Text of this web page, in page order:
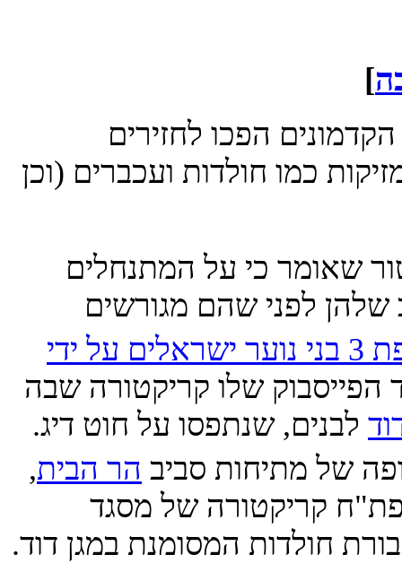
הפכו לחזירים
כמו חולדות ועכברים (וכן
כי על המתנחלים
לפני שהם מגורשים
חטיפת 3 בני נוער ישראלים על ידי
שלו קריקטורה שבה
שנתפסו על חוט דיג.
של מתיחות סביבהר הבית,
קריקטורה של מסגד
המסומנת במגן דוד.